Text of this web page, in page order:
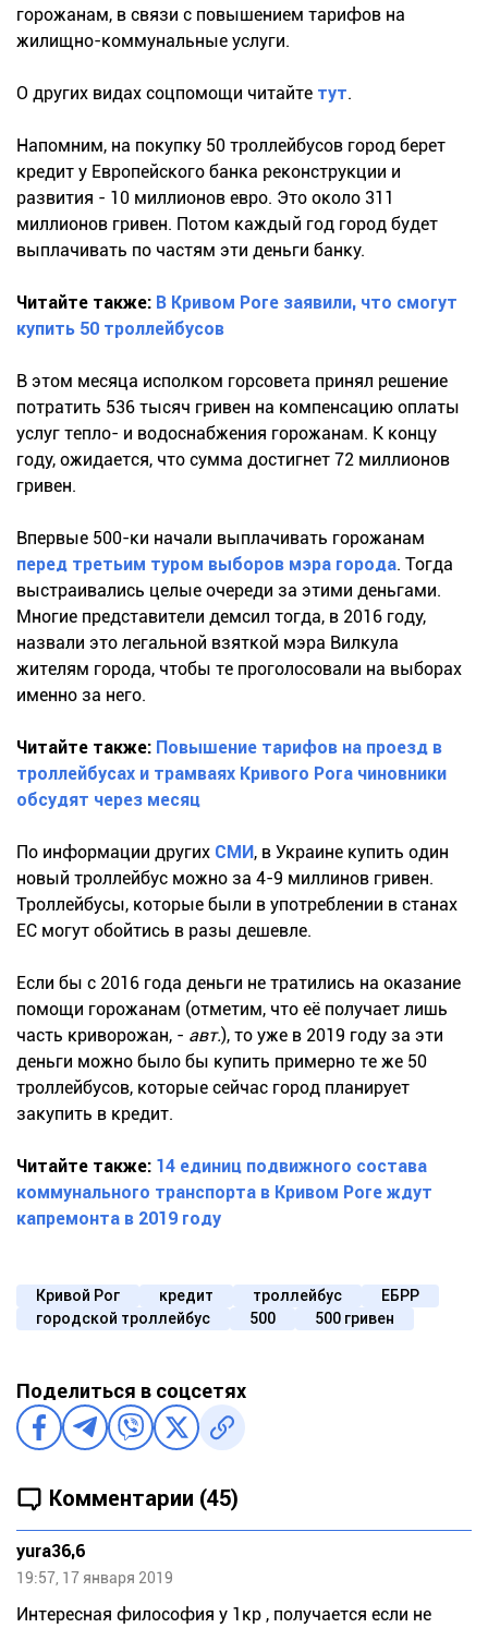
горожанам, в связи с повышением тарифов на
жилищно-коммунальные услуги.
О других видах соцпомощи читайте тут.
Напомним, на покупку 50 троллейбусов город берет
кредит у Европейского банка реконструкции и
развития - 10 миллионов евро. Это около 311
миллионов гривен. Потом каждый год город будет
выплачивать по частям эти деньги банку.
Читайте также: В Кривом Роге заявили, что смогут
купить 50 троллейбусов
В этом месяца исполком горсовета принял решение
потратить 536 тысяч гривен на компенсацию оплаты
услуг тепло- и водоснабжения горожанам. К концу
году, ожидается, что сумма достигнет 72 миллионов
гривен.
Впервые 500-ки начали выплачивать горожанам
перед третьим туром выборов мэра города. Тогда
выстраивались целые очереди за этими деньгами.
Многие представители демсил тогда, в 2016 году,
назвали это легальной взяткой мэра Вилкула
жителям города, чтобы те проголосовали на выборах
именно за него.
Читайте также: Повышение тарифов на проезд в
троллейбусах и трамваях Кривого Рога чиновники
обсудят через месяц
По информации других СМИ, в Украине купить один
новый троллейбус можно за 4-9 миллинов гривен.
Троллейбусы, которые были в употреблении в станах
ЕС могут обойтись в разы дешевле.
Если бы с 2016 года деньги не тратились на оказание
помощи горожанам (отметим, что её получает лишь
часть криворожан, - авт.), то уже в 2019 году за эти
деньги можно было бы купить примерно те же 50
троллейбусов, которые сейчас город планирует
закупить в кредит.
Читайте также: 14 единиц подвижного состава
коммунального транспорта в Кривом Роге ждут
капремонта в 2019 году
Кривой Рог кредит троллейбус
ЕБРР
городской троллейбус
500 500 гривен
Поделиться в соцсетях
Комментарии (45)
yura36,6
19:57, 17 января 2019
Интересная философия у 1кр , получается если не